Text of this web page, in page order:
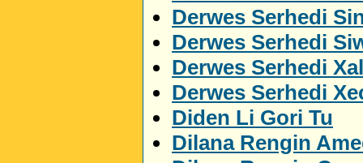
Derwes Serhedi
Derwes Serhedi
Derwes Serhedi
Derwes Serhedi
Diden Li Gori Tu
Dilana Rengin